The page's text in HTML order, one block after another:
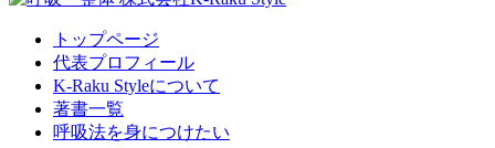
トップページ
代表プロフィール
K-Raku Styleについて
著書一覧
呼吸法を身につけたい